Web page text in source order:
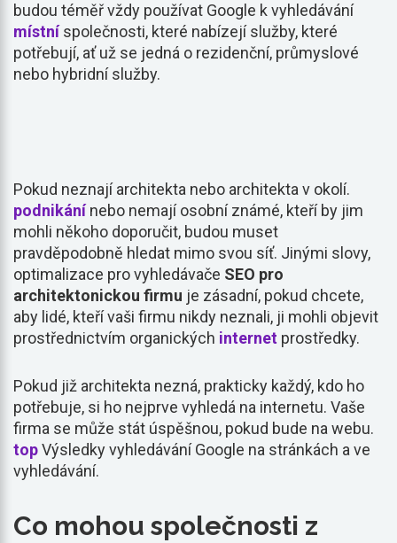
budou téměř vždy používat Google k vyhledávání
místníspolečnosti, které nabízejí služby, které
potřebují, ať už se jedná o rezidenční, průmyslové
nebo hybridní služby.
Pokud neznají architekta nebo architekta v okolí.
podnikánínebo nemají osobní známé, kteří by jim
mohli někoho doporučit, budou muset
pravděpodobně hledat mimo svou síť. Jinými slovy,
optimalizace pro vyhledávače SEO pro
architektonickou firmu je zásadní, pokud chcete,
aby lidé, kteří vaši firmu nikdy neznali, ji mohli objevit
prostřednictvím organických internet prostředky.
Pokud již architekta nezná, prakticky každý, kdo ho
potřebuje, si ho nejprve vyhledá na internetu. Vaše
firma se může stát úspěšnou, pokud bude na webu.
topVýsledky vyhledávání Google na stránkách a ve
vyhledávání.
Co mohou společnosti z